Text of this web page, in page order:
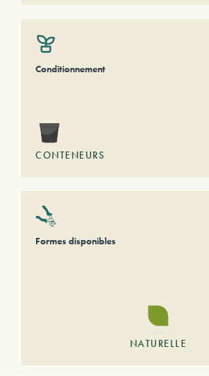
Conditionnement
CONTENEURS
Formes disponibles
NATURELLE